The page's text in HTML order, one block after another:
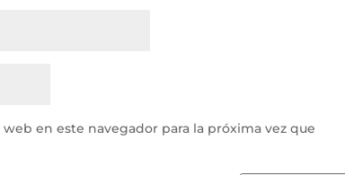
en este navegador para la próxima vez que